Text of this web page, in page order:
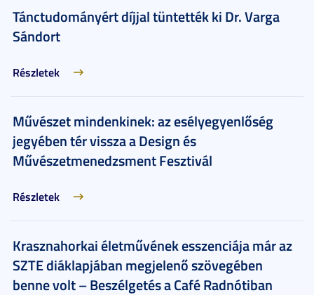
Tánctudományért díjjal tüntették ki Dr. Varga
Sándort
Részletek
Művészet mindenkinek: az esélyegyenlőség
jegyében tér vissza a Design és
Művészetmenedzsment Fesztivál
Részletek
Krasznahorkai életművének esszenciája már az
SZTE diáklapjában megjelenő szövegében
benne volt – Beszélgetés a Café Radnótiban